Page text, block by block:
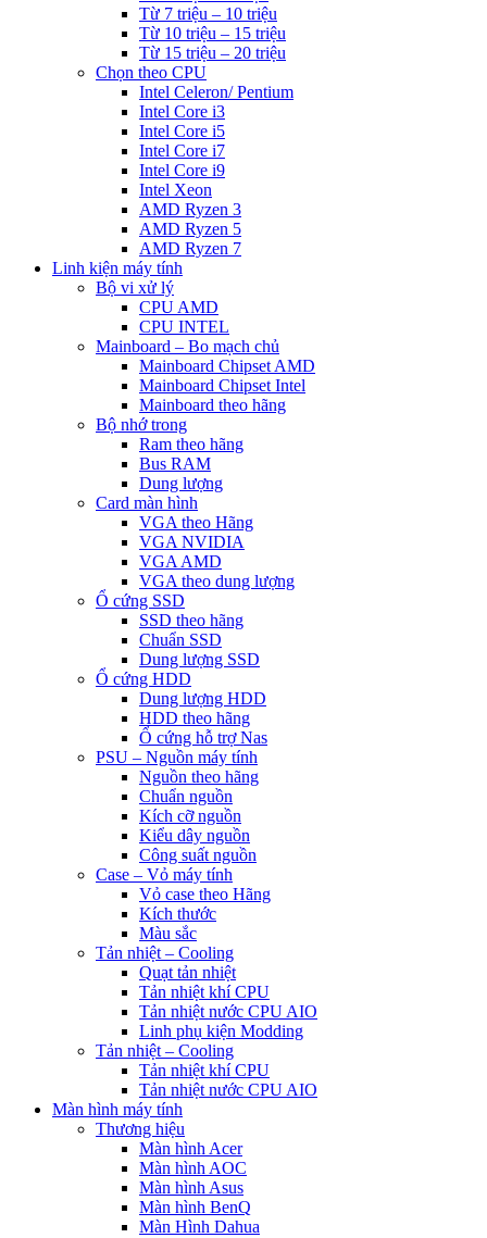
Từ 7 triệu – 10 triệu
Từ 10 triệu – 15 triệu
Từ 15 triệu – 20 triệu
Chọn theo CPU
Intel Celeron/ Pentium
Intel Core i3
Intel Core i5
Intel Core i7
Intel Core i9
Intel Xeon
AMD Ryzen 3
AMD Ryzen 5
AMD Ryzen 7
Linh kiện máy tính
Bộ vi xử lý
CPU AMD
CPU INTEL
Mainboard – Bo mạch chủ
Mainboard Chipset AMD
Mainboard Chipset Intel
Mainboard theo hãng
Bộ nhớ trong
Ram theo hãng
Bus RAM
Dung lượng
Card màn hình
VGA theo Hãng
VGA NVIDIA
VGA AMD
VGA theo dung lượng
Ổ cứng SSD
SSD theo hãng
Chuẩn SSD
Dung lượng SSD
Ổ cứng HDD
Dung lượng HDD
HDD theo hãng
Ổ cứng hỗ trợ Nas
PSU – Nguồn máy tính
Nguồn theo hãng
Chuẩn nguồn
Kích cỡ nguồn
Kiểu dây nguồn
Công suất nguồn
Case – Vỏ máy tính
Vỏ case theo Hãng
Kích thước
Màu sắc
Tản nhiệt – Cooling
Quạt tản nhiệt
Tản nhiệt khí CPU
Tản nhiệt nước CPU AIO
Linh phụ kiện Modding
Tản nhiệt – Cooling
Tản nhiệt khí CPU
Tản nhiệt nước CPU AIO
Màn hình máy tính
Thương hiệu
Màn hình Acer
Màn hình AOC
Màn hình Asus
Màn hình BenQ
Màn Hình Dahua